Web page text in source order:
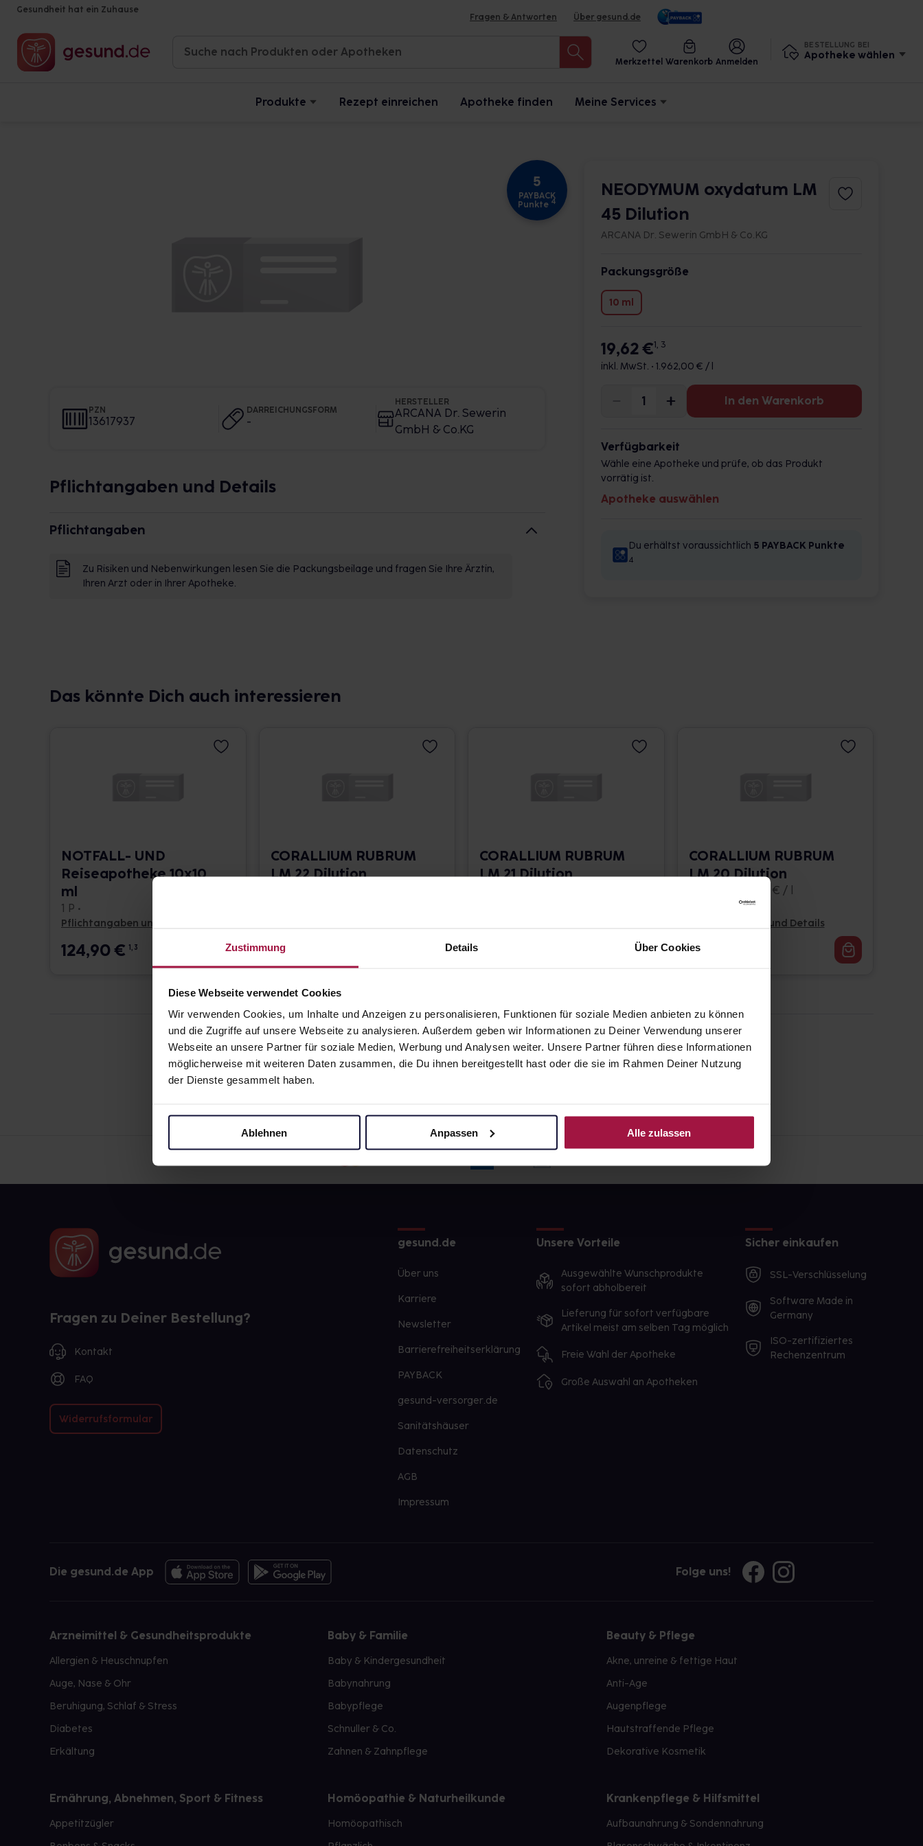
Zustimmung Details Über Cookies
Diese Webseite verwendet Cookies
Wir verwenden Cookies, um Inhalte und Anzeigen zu personalisieren, Funktionen für soziale Medien anbieten zu können
und die Zugriffe auf unsere Webseite zu analysieren. Außerdem geben wir Informationen zu Deiner Verwendung unserer
Webseite an unsere Partner für soziale Medien, Werbung und Analysen weiter. Unsere Partner führen diese Informationen
möglicherweise mit weiteren Daten zusammen, die Du ihnen bereitgestellt hast oder die sie im Rahmen Deiner Nutzung
der Dienste gesammelt haben.
Ablehnen Anpassen Alle zulassen
Gesundheit hat ein Zuhause
Fragen & Antworten Über gesund.de
Merkzettel Warenkorb Anmelden
BESTELLUNG BEI
Apotheke wählen
Produkte Rezept einreichen Apotheke finden Meine Services
5
PAYBACK
Punkte 4
PZN
13617937
DARREICHUNGSFORM
-
HERSTELLER
ARCANA Dr. Sewerin
GmbH & Co.KG
Pflichtangaben und Details
Pflichtangaben
Zu Risiken und Nebenwirkungen lesen Sie die Packungsbeilage und fragen Sie Ihre Ärztin,
Ihren Arzt oder in Ihrer Apotheke.
NEODYMUM oxydatum LM
45 Dilution
ARCANA Dr. Sewerin GmbH & Co.KG
Packungsgröße
10 ml
19,62 €1, 3
inkl. MwSt. • 1.962,00 € / l
In den Warenkorb
Verfügbarkeit
Wähle eine Apotheke und prüfe, ob das Produkt
vorrätig ist.
Apotheke auswählen
Du erhältst voraussichtlich 5 PAYBACK Punkte
4
Das könnte Dich auch interessieren
NOTFALL- UND
Reiseapotheke 10x10
ml
1 P •
Pflichtangaben und Details
124,90€ 1, 3
CORALLIUM RUBRUM
LM 22 Dilution
17,66
CORALLIUM RUBRUM
LM 21 Dilution
CORALLIUM RUBRUM
LM 20 Dilution
10 ml • 1.662,00 € / l
Pflichtangaben und Details
16,62
Fragen zu Deiner Bestellung?
Kontakt
FAQ
Widerrufsformular
gesund.de
Über uns
Karriere
Newsletter
Barrierefreiheitserklärung
PAYBACK
gesund-versorger.de
Sanitätshäuser
Datenschutz
AGB
Impressum
Unsere Vorteile
Ausgewählte Wunschprodukte
sofort abholbereit
Lieferung für sofort verfügbare
Artikel meist am selben Tag möglich
Freie Wahl der Apotheke
Große Auswahl an Apotheken
Sicher einkaufen
SSL-Verschlüsselung
Software Made in
Germany
ISO-zertifiziertes
Rechenzentrum
Die gesund.de App Folge uns!
Arzneimittel & Gesundheitsprodukte
Allergien & Heuschnupfen
Auge, Nase & Ohr
Beruhigung, Schlaf & Stress
Diabetes
Erkältung
Baby & Familie
Baby & Kindergesundheit
Babynahrung
Babypflege
Schnuller & Co.
Zahnen & Zahnpflege
Beauty & Pflege
Akne, unreine & fettige Haut
Anti-Age
Augenpflege
Hautstraffende Pflege
Dekorative Kosmetik
Ernährung, Abnehmen, Sport & Fitness
Appetitzügler
Homöopathie & Naturheilkunde
Homöopathisch
Krankenpflege & Hilfsmittel
Aufbaunahrung & Sondennahrung